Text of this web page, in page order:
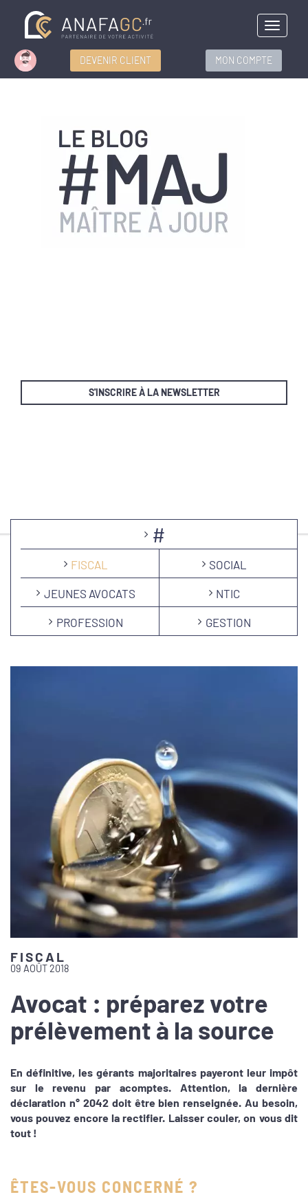
Menu
DEVENIR CLIENT MON COMPTE
S'INSCRIRE À LA NEWSLETTER
#
FISCAL SOCIAL
JEUNES AVOCATS NTIC
PROFESSION GESTION
FISCAL
09 AOÛT 2018
Avocat : préparez votre
prélèvement à la source
En définitive, les gérants majoritaires payeront leur impôt
sur le revenu par acomptes. Attention, la dernière
déclaration n° 2042 doit être bien renseignée. Au besoin,
vous pouvez encore la rectifier. Laisser couler, on vous dit
tout !
ÊTES-VOUS CONCERNÉ ?